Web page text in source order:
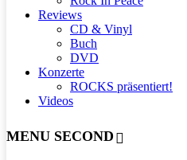
Reviews
CD & Vinyl
Buch
DVD
Konzerte
ROCKS präsentiert!
Videos
MENU SECOND